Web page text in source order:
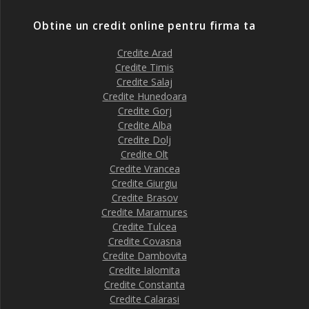
Obtine un credit online pentru firma ta
Credite Arad
Credite Timis
Credite Salaj
Credite Hunedoara
Credite Gorj
Credite Alba
Credite Dolj
Credite Olt
Credite Vrancea
Credite Giurgiu
Credite Brasov
Credite Maramures
Credite Tulcea
Credite Covasna
Credite Dambovita
Credite Ialomita
Credite Constanta
Credite Calarasi